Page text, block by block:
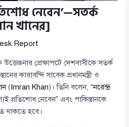
নেবেন’—সতর্ক
খানের]
Report
উত্তেজনার প্রেক্ষাপটে দেশবাসীকে সতর্ক
কারাবন্দি সাবেক প্রধানমন্ত্রী ও
( Imran Khan)। তিনি বলেন, “নরেন্দ্র
প্রতিশোধ নেবেন” এবং পাকিস্তানকে
থাকতে হবে।